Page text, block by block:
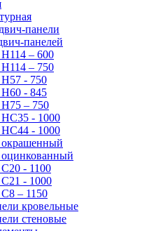
панели
панелей
– 600
– 750
- 750
- 845
– 750
- 1000
- 1000
- 1100
- 1000
– 1150
кровельные
стеновые